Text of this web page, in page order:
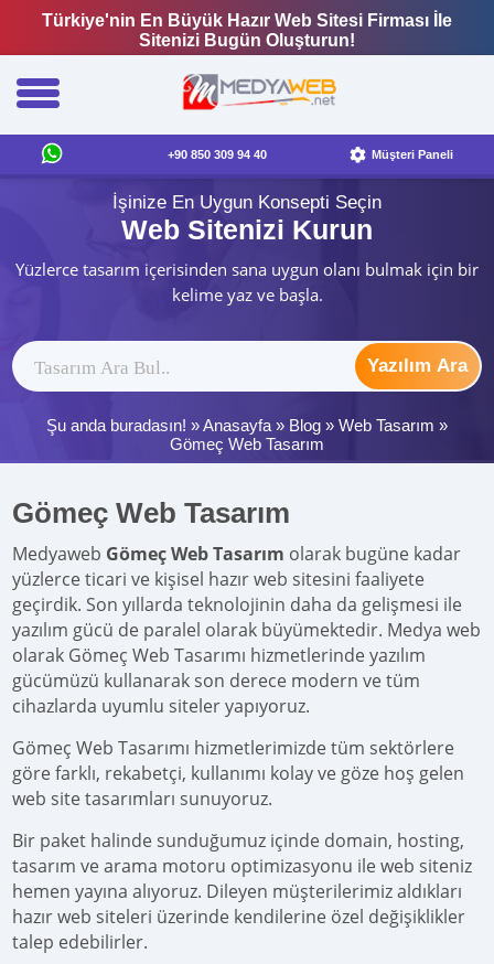
Türkiye'nin En Büyük Hazır Web Sitesi Firması İle
Sitenizi Bugün Oluşturun!
+90 850 309 94 40 Müşteri Paneli
İşinize En Uygun Konsepti Seçin
Web Sitenizi Kurun
Yüzlerce tasarım içerisinden sana uygun olanı bulmak için bir
kelime yaz ve başla.
Yazılım Ara
Şu anda buradasın! »Anasayfa » Blog » Web Tasarım »
Gömeç Web Tasarım
Gömeç Web Tasarım
Medyaweb Gömeç Web Tasarım olarak bugüne kadar
yüzlerce ticari ve kişisel hazır web sitesini faaliyete
geçirdik. Son yıllarda teknolojinin daha da gelişmesi ile
yazılım gücü de paralel olarak büyümektedir. Medya web
olarak Gömeç Web Tasarımı hizmetlerinde yazılım
gücümüzü kullanarak son derece modern ve tüm
cihazlarda uyumlu siteler yapıyoruz.
Gömeç Web Tasarımı hizmetlerimizde tüm sektörlere
göre farklı, rekabetçi, kullanımı kolay ve göze hoş gelen
web site tasarımları sunuyoruz.
Bir paket halinde sunduğumuz içinde domain, hosting,
tasarım ve arama motoru optimizasyonu ile web siteniz
hemen yayına alıyoruz. Dileyen müşterilerimiz aldıkları
hazır web siteleri üzerinde kendilerine özel değişiklikler
talep edebilirler.